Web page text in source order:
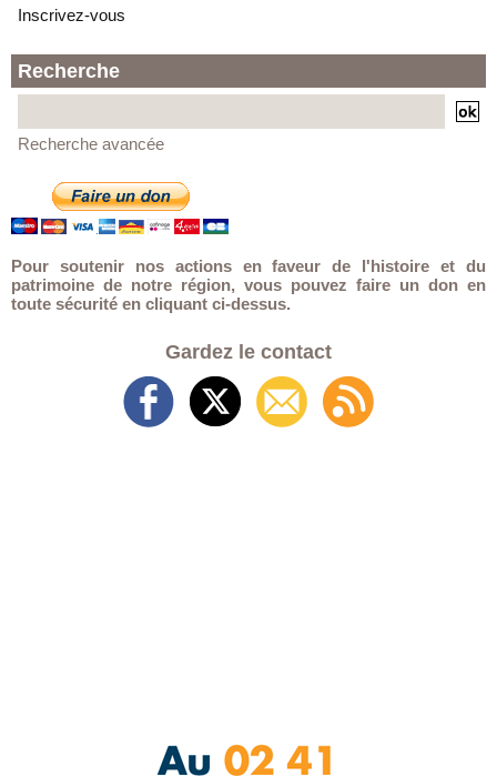
Inscrivez-vous
Recherche
Recherche avancée
Pour soutenir nos actions en faveur de l'histoire et du
patrimoine de notre région, vous pouvez faire un don en
toute sécurité en cliquant ci-dessus.
Gardez le contact